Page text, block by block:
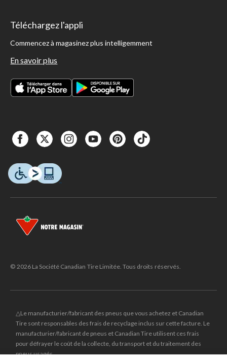
Téléchargez l'appli
Commencez à magasinez plus intelligemment
En savoir plus
© 2026 La Société Canadian Tire Limitée. Tous droits réservés.
△Le manufacturier/fabricant des pneus que vous achetez et Canadian
Tire sont responsables des frais de recyclage inclus sur cette facture. Le
manufacturier/fabricant de pneus et Canadian Tire utilisent ces frais
pour défrayer le coût de la collecte, du transport et du traitement des
pneus usagés.